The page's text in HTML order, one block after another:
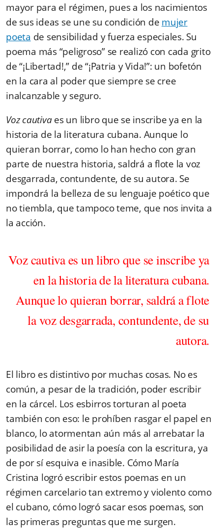
mayor para el régimen, pues a los nacimientos
de sus ideas se une su condición de mujer
poeta de sensibilidad y fuerza especiales. Su
poema más “peligroso” se realizó con cada grito
de “¡Libertad!,” de “¡Patria y Vida!”: un bofetón
en la cara al poder que siempre se cree
inalcanzable y seguro.
Voz cautivaes un libro que se inscribe ya en la
historia de la literatura cubana. Aunque lo
quieran borrar, como lo han hecho con gran
parte de nuestra historia, saldrá a flote la voz
desgarrada, contundente, de su autora. Se
impondrá la belleza de su lenguaje poético que
no tiembla, que tampoco teme, que nos invita a
la acción.
Voz cautiva es un libro que se inscribe ya
en la historia de la literatura cubana.
Aunque lo quieran borrar, saldrá a flote
la voz desgarrada, contundente, de su
autora.
El libro es distintivo por muchas cosas. No es
común, a pesar de la tradición, poder escribir
en la cárcel. Los esbirros torturan al poeta
también con eso: le prohíben rasgar el papel en
blanco, lo atormentan aún más al arrebatar la
posibilidad de asir la poesía con la escritura, ya
de por sí esquiva e inasible. Cómo María
Cristina logró escribir estos poemas en un
régimen carcelario tan extremo y violento como
el cubano, cómo logró sacar esos poemas, son
las primeras preguntas que me surgen.